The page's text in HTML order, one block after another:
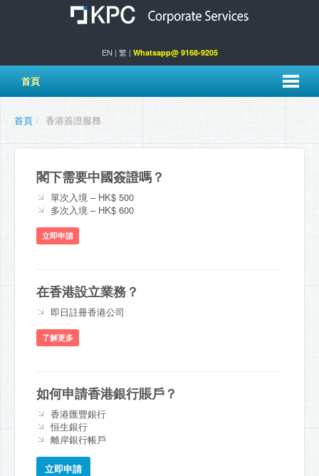
EN | 繁| Whatsapp@ 9168-9205
首頁
首頁 / 香港簽證服務
閣下需要中國簽證嗎？
單次入境 – HK$ 500
多次入境 – HK$ 600
立即申請
在香港設立業務？
即日註冊香港公司
了解更多
如何申請香港銀行賬戶？
香港匯豐銀行
恒生銀行
離岸銀行帳戶
立即申請